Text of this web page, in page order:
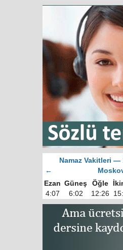
Namaz Vakitleri —
←
Ezan Güneş Öğle
4:07
6:02 12:26